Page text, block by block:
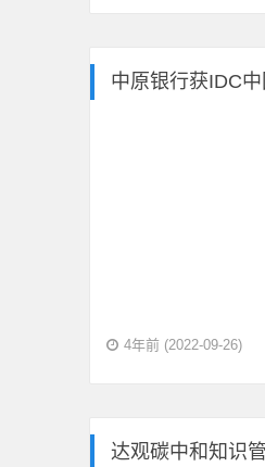
中原银行获IDC中
4年前 (2022-09-26)
达观碳中和知识